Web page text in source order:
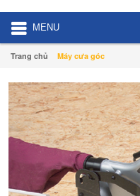
MENU
Trang chủ Máy cưa góc